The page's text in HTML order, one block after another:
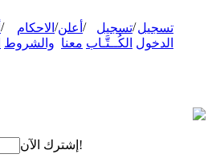
تسجيل
الدخول
/تسجيل
الكُــتَّـاب
/ أعلن
معنا
/ الاحكام
والشروط
/
إشترك الآن!